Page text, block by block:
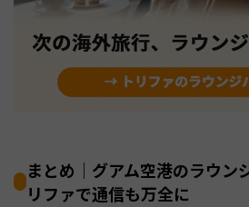
まとめ｜グアム空港のラウン
リファで通信も万全に